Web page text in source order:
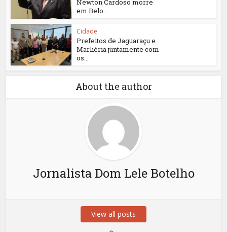
Newton Cardoso morre
em Belo...
Cidade
Prefeitos de Jaguaraçu e
Marliéria juntamente com
os...
About the author
Jornalista Dom Lele Botelho
View all posts